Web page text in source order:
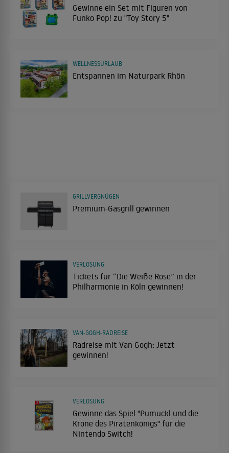
Gewinne ein Set mit Figuren von
Funko Pop! zu "Toy Story 5"
Entspannen im Naturpark Rhön
WELLNESSURLAUB
Premium-Gasgrill gewinnen
GRILLVERGNÜGEN
Tickets für “Die Weiße Rose” in der
Philharmonie in Köln gewinnen!
VERLOSUNG
Radreise mit Van Gogh: Jetzt
gewinnen!
VAN-GOGH-RADREISE
Gewinne das Spiel "Pumuckl und die
Krone des Piratenkönigs" für die
Nintendo Switch!
VERLOSUNG